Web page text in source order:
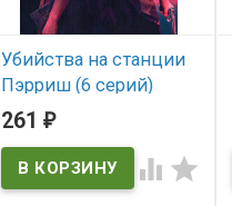
Убийства на станции
Пэрриш (6 серий)
В наличии
261₽
 